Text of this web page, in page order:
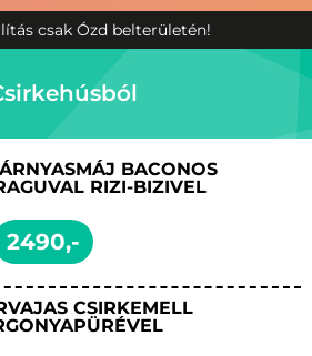
csak Ózd belterületén!
BACONOS
RIZI-BIZIVEL
2490,-
CSIRKEMELL